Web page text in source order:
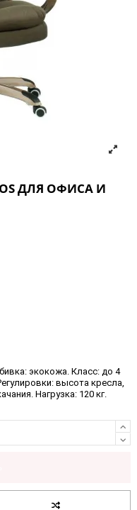
ДЛЯ ОФИСА И
экокожа . Класс: до 4
высота кресла,
Нагрузка: 120 кг.